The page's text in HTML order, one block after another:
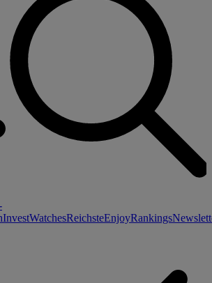
InvestWatchesReichsteEnjoyRankings